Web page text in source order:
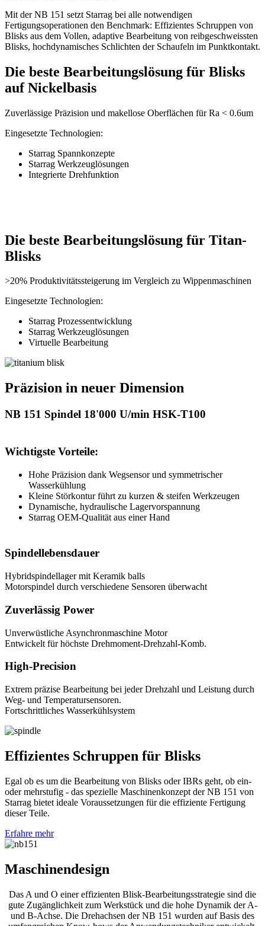
Mit der NB 151 setzt Starrag bei alle notwendigen
Fertigungsoperationen den Benchmark: Effizientes Schruppen von
Blisks aus dem Vollen, adaptive Bearbeitung von reibgeschweissten
Blisks, hochdynamisches Schlichten der Schaufeln im Punktkontakt.
Die beste Bearbeitungslösung für Blisks
auf Nickelbasis
Zuverlässige Präzision und makellose Oberflächen für Ra < 0.6um
Eingesetzte Technologien:
Starrag Spannkonzepte
Starrag Werkzeuglösungen
Integrierte Drehfunktion
Die beste Bearbeitungslösung für Titan-
Blisks
>20% Produktivitätssteigerung im Vergleich zu Wippenmaschinen
Eingesetzte Technologien:
Starrag Prozessentwicklung
Starrag Werkzeuglösungen
Virtuelle Bearbeitung
Präzision in neuer Dimension
NB 151 Spindel 18'000 U/min HSK-T100
Wichtigste Vorteile:
Hohe Präzision dank Wegsensor und symmetrischer
Wasserkühlung
Kleine Störkontur führt zu kurzen & steifen Werkzeugen
Dynamische, hydraulische Lagervorspannung
Starrag OEM-Qualität aus einer Hand
Spindellebensdauer
Hybridspindellager mit Keramik balls
Motorspindel durch verschiedene Sensoren überwacht
Zuverlässig Power
Unverwüstliche Asynchronmaschine Motor
Entwickelt für höchste Drehmoment-Drehzahl-Komb.
High-Precision
Extrem präzise Bearbeitung bei jeder Drehzahl und Leistung durch
Weg- und Temperatursensoren.
Fortschrittliches Wasserkühlsystem
Effizientes Schruppen für Blisks
Egal ob es um die Bearbeitung von Blisks oder IBRs geht, ob ein-
oder mehrstufig - das spezielle Maschinenkonzept der NB 151 von
Starrag bietet ideale Voraussetzungen für die effiziente Fertigung
dieser Teile.
Erfahre mehr
Maschinendesign
Das A und O einer effizienten Blisk-Bearbeitungsstrategie sind die
gute Zugänglichkeit zum Werkstück und die hohe Dynamik der A-
und B-Achse. Die Drehachsen der NB 151 wurden auf Basis des